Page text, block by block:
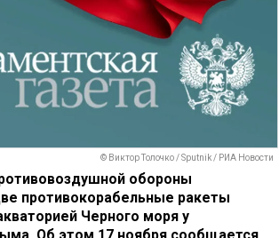
© Виктор Толочко / Sputnik / РИА Новости
обороны
противокорабельные ракеты
Черного моря у
Об этом 17 ноября сообщается